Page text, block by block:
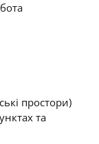
простори)
та